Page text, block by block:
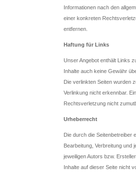
Informationen nach den
einer konkreten
entfernen.
Haftung für Links
Unser Angebot enthält Links
Inhalte auch keine Gewähr
Die verlinkten Seiten wurden
Verlinkung nicht erkennbar.
Rechtsverletzung nicht
Urheberrecht
Die durch die Seitenbetreiber
Bearbeitung, Verbreitung
jeweiligen Autors bzw.
Inhalte auf dieser Seite nicht